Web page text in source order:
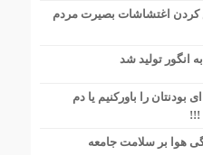
«عهد ایثار»
و چهارباغ دانشگاه
ملی استاندارد برای ارتقای
مرزی
کردن اغتشاشات بصیرت مردم
انگور تولید شد
بودنتان را باورکنیم یا دم
!!!